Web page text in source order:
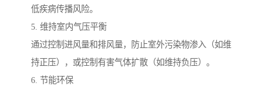
低疾病传播风险。
5. 维持室内气压平衡
通过控制进风量和排风量，防止室外污染物渗入（如维
持正压），或控制有害气体扩散（如维持负压）。
6. 节能环保